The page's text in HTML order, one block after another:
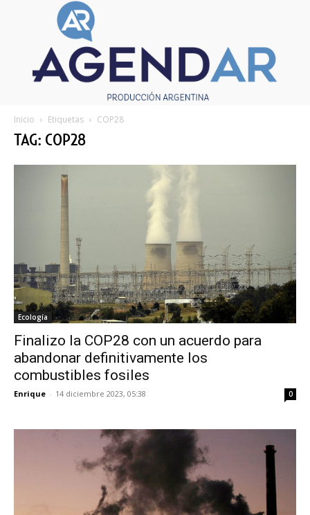
Inicio Etiquetas COP28
TAG: COP28
Ecología
Finalizo la COP28 con un acuerdo para
abandonar definitivamente los
combustibles fosiles
Enrique - 14 diciembre 2023, 05:38 0